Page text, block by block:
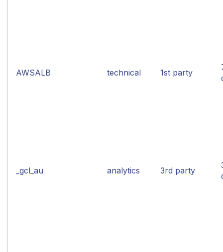
AWSALB technical 1st party
_gcl_au analytics 3rd party